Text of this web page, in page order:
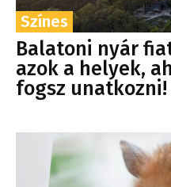
Színes
Balatoni nyár
azok a helyek,
fogsz unatkozni!